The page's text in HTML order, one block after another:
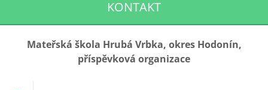
KONTAKT
Mateřská škola Hrubá Vrbka, okres Hodonín,
příspěvková organizace